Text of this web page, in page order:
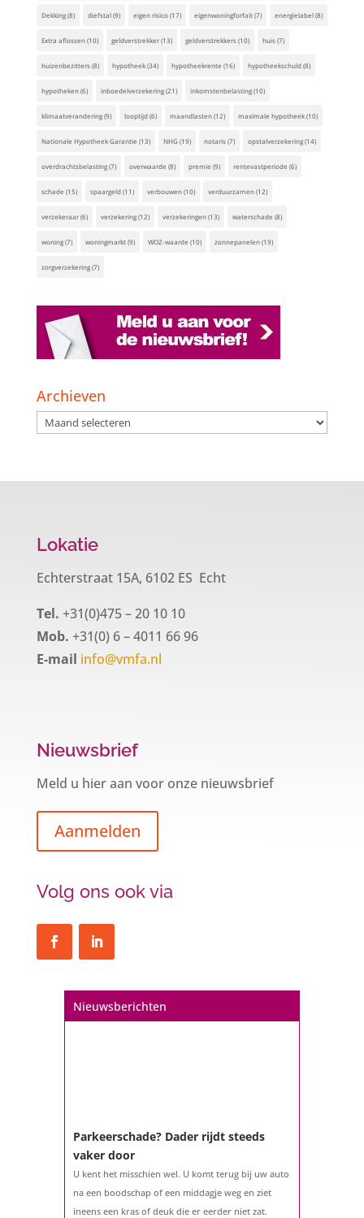
Dekking(8) diefstal(9) eigen risico(17) eigenwoningforfait(7) energielabel(8)
Extra aflossen(10) geldverstrekker(13) geldverstrekkers(10) huis(7)
huizenbezitters(8) hypotheek(34) hypotheekrente (16) hypotheekschuld(8)
hypotheken(6) inboedelverzekering(21) inkomstenbelasting(10)
klimaatverandering(9) looptijd(6) maandlasten(12) maximale hypotheek(10)
Nationale Hypotheek Garantie (13) NHG(19) notaris(7) opstalverzekering(14)
overdrachtsbelasting(7) overwaarde (8) premie (9) rentevastperiode (6)
schade (15) spaargeld(11) verbouwen(10) verduurzamen(12)
verzekeraar(6) verzekering(12) verzekeringen(13) waterschade (8)
woning(7) woningmarkt(9) WOZ-waarde (10) zonnepanelen(19)
zorgverzekering(7)
Archieven
Archieven
Lokatie
Echterstraat 15A, 6102 ES Echt
Tel. +31(0)475 – 20 10 10
Mob. +31(0) 6 – 4011 66 96
E-mail info@vmfa.nl
Nieuwsbrief
Meld u hier aan voor onze nieuwsbrief
Aanmelden
Volg ons ook via
Nieuwsberichten
Een hypotheek na uw 57e? Er zijn
De woningmarkt is nog steeds in beweging.
het eigenlijk met een hypotheek als u 57 jaar of
ouder bent?...
Parkeerschade? Dader rijdt steeds
vaker door
U kent het misschien wel. U komt terug bij uw auto
na een boodschap of een middagje weg en ziet
ineens een kras of deuk die er eerder niet zat.